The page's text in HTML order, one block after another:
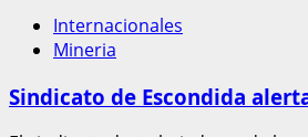
Internacionales
Mineria
Sindicato de Escondida